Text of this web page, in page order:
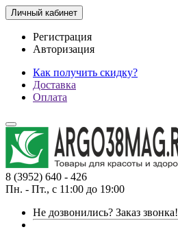
Личный кабинет
Регистрация
Авторизация
Как получить скидку?
Доставка
Оплата
8 (3952) 640 - 426
Пн. - Пт., с 11:00 до 19:00
Не дозвонились? Заказ звонка!